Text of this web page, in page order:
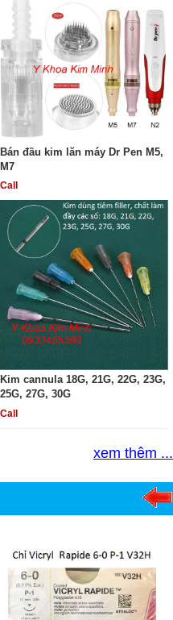
Bán đầu kim lăn máy Dr Pen M5,
M7
Call
Kim cannula 18G, 21G, 22G, 23G,
25G, 27G, 30G
Call
xem thêm ...